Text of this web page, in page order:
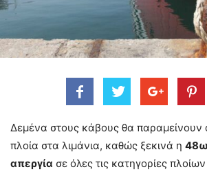
Δεμένα στους κάβους θα παραμείνουν
πλοία στα λιμάνια, καθώς ξεκινά η
απεργία σε όλες τις κατηγορίες